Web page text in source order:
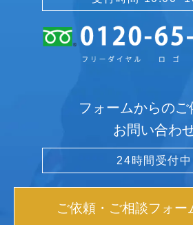
フォームからのご
お問い合わ
24時間受付中
ご依頼・ご相談フォー